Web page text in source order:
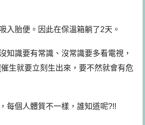
入胎便。因此在保溫箱躺了2天。
知識要有常識、沒常識要多看電視，
生就要立刻生出來，要不然就會有危
每個人體質不一樣，誰知道呢?!!